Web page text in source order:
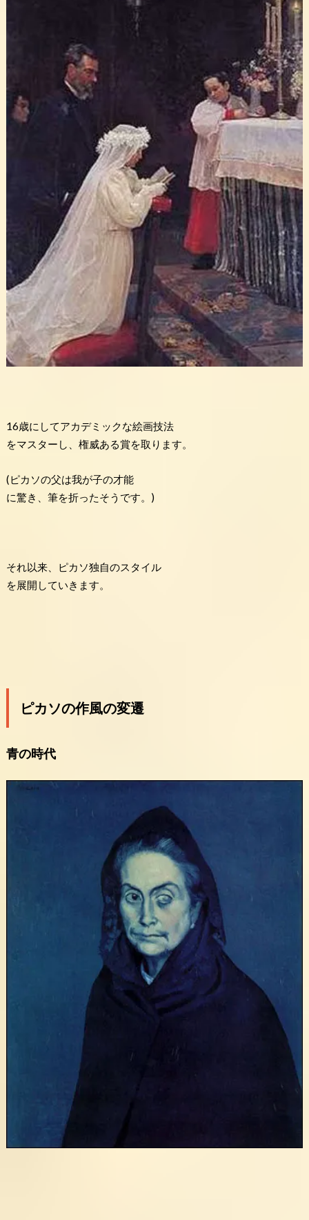
16歳にしてアカデミックな絵画技法
をマスターし、権威ある賞を取ります。
(ピカソの父は我が子の才能
に驚き、筆を折ったそうです。)
それ以来、ピカソ独自のスタイル
を展開していきます。
ピカソの作風の変遷
青の時代